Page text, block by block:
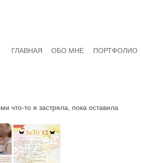
ПОРТФОЛИО
ОБО МНЕ
ГЛАВНАЯ
что-то я застряла, пока оставила